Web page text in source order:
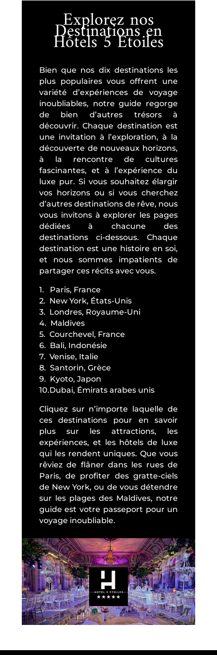
Explorez nos
Destinations en
Hôtels 5 Étoiles
Bien que nos dix destinations les
plus populaires vous offrent une
variété d’expériences de voyage
inoubliables, notre guide regorge
de bien d’autres trésors à
découvrir. Chaque destination est
une invitation à l’exploration, à la
découverte de nouveaux horizons,
à la rencontre de cultures
fascinantes, et à l’expérience du
luxe pur. Si vous souhaitez élargir
vos horizons ou si vous cherchez
d’autres destinations de rêve, nous
vous invitons à explorer les pages
dédiées à chacune des
destinations ci-dessous. Chaque
destination est une histoire en soi,
et nous sommes impatients de
partager ces récits avec vous.
1. Paris, France
2. New York, États-Unis
3. Londres, Royaume-Uni
4. Maldives
5. Courchevel, France
6. Bali, Indonésie
7. Venise, Italie
8. Santorin, Grèce
9. Kyoto, Japon
10.Dubai, Émirats arabes unis
Cliquez sur n’importe laquelle de
ces destinations pour en savoir
plus sur les attractions, les
expériences, et les hôtels de luxe
qui les rendent uniques. Que vous
rêviez de flâner dans les rues de
Paris, de profiter des gratte-ciels
de New York, ou de vous détendre
sur les plages des Maldives, notre
guide est votre passeport pour un
voyage inoubliable.